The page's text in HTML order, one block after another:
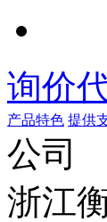
询价
产品特色 提供
公司
浙江